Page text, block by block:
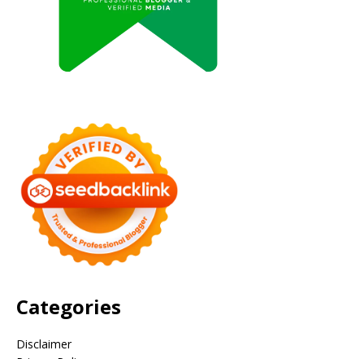
Categories
Disclaimer